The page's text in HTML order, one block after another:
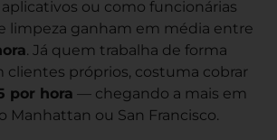
ou como funcionárias
limpeza ganham em média entre
. Já quem trabalha de forma
clientes próprios, costuma cobrar
por hora — chegando a mais em
Manhattan ou San Francisco.